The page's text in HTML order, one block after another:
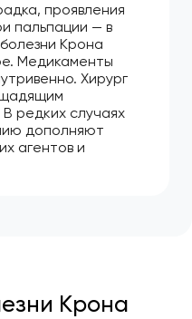
проявления
пальпации — в
Крона
Медикаменты
Хирург
редких случаях
дополняют
агентов и
Крона